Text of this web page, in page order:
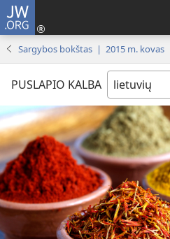
JW.ORG
Sargybos bokštas | 2015 m. kovas
PUSLAPIO KALBA